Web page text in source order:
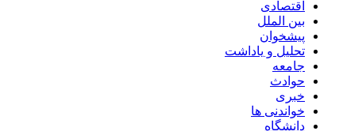
اقتصادی
بین الملل
پیشخوان
تحلیل و یاداشت
جامعه
حوادث
خبری
خواندنی ها
دانشگاه